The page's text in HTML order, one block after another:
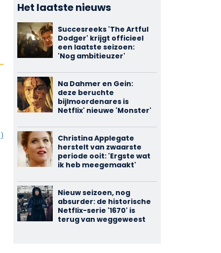
Het laatste nieuws
Succesreeks 'The Artful
Dodger' krijgt officieel
een laatste seizoen:
'Nog ambitieuzer'
Na Dahmer en Gein:
deze beruchte
bijlmoordenares is
Netflix' nieuwe 'Monster'
Christina Applegate
herstelt van zwaarste
periode ooit: 'Ergste wat
ik heb meegemaakt'
Nieuw seizoen, nog
absurder: de historische
Netflix-serie '1670' is
terug van weggeweest